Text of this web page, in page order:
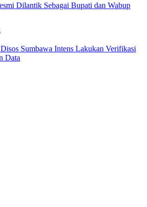
Dilantik Sebagai Bupati dan Wabup
Sumbawa Intens Lakukan Verifikasi
Data